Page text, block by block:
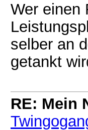
Wer einen
selber an
getankt
RE: Mein